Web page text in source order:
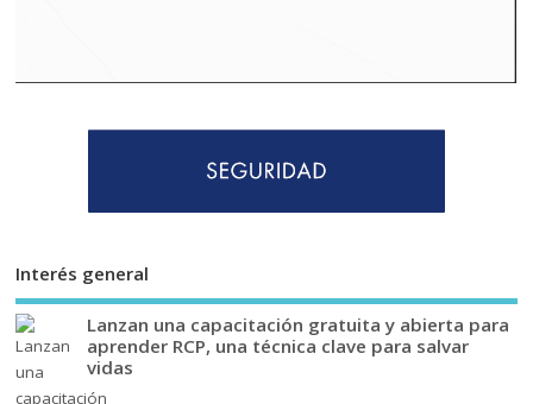
Interés general
Lanzan una capacitación gratuita y abierta para
aprender RCP, una técnica clave para salvar
vidas